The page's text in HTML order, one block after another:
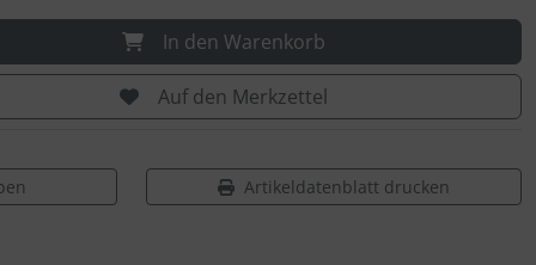
In den Warenkorb
Auf den Merkzettel
Artikeldatenblatt drucken